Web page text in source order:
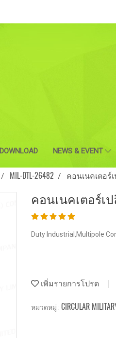
DOWNLOAD NEWS & EVENT
MIL-DTL-26482 คอนเนคเตอร์
คอนเนคเตอร์เ
Duty Industrial,Multipole
เพิ่มรายการโปรด
หมวดหมู่ : CIRCULAR